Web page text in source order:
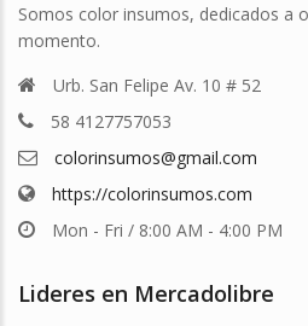
Somos color insumos, dedicados a
momento.
Urb. San Felipe Av. 10 # 52
58 4127757053
colorinsumos@gmail.com
https://colorinsumos.com
Mon - Fri / 8:00 AM - 4:00 PM
Lideres en Mercadolibre